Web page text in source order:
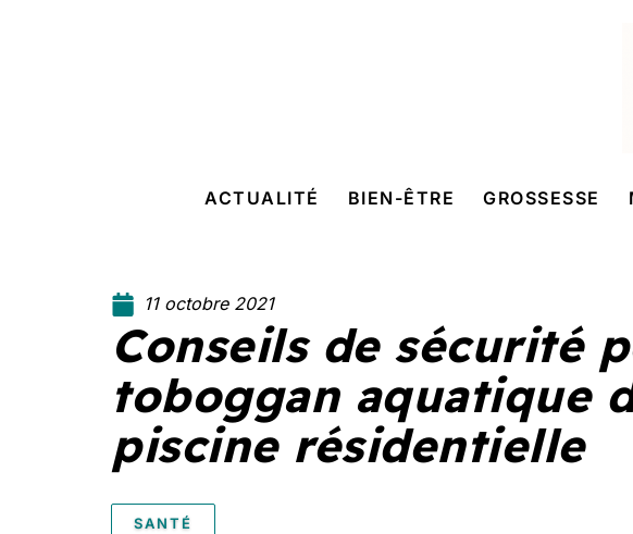
ACTUALITÉ BIEN-ÊTRE GROSSESSE
11 octobre 2021
Conseils de sécurité
toboggan aquatique
piscine résidentielle
SANTÉ